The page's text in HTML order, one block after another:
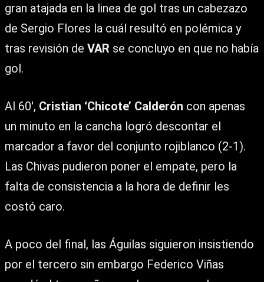
gran atajada en la linea de gol tras un cabezazo
de Sergio Flores la cuál resultó en polémica y
tras revisión de VAR se concluyo en que no había
gol.
Al 60′, Cristian ‘Chicote’ Calderón con apenas
un minuto en la cancha logró descontar el
marcador a favor del conjunto rojiblanco (2-1).
Las Chivas pudieron poner el empate, pero la
falta de consistencia a la hora de definir les
costó caro.
A poco del final, las Águilas siguieron insistiendo
por el tercero sin embargo Federico Viñas